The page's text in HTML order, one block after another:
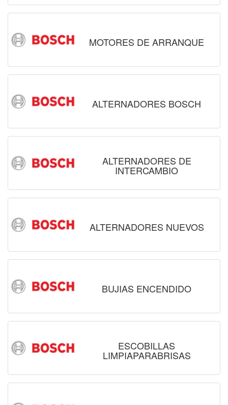
MOTORES DE ARRANQUE
ALTERNADORES BOSCH
ALTERNADORES DE
INTERCAMBIO
ALTERNADORES NUEVOS
BUJIAS ENCENDIDO
ESCOBILLAS
LIMPIAPARABRISAS